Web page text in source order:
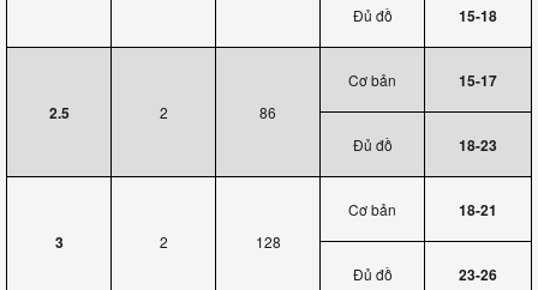
Đủ đồ 15-18
2.5 2 86
Cơ bản 15-17
Đủ đồ 18-23
3 2 128
Cơ bản 18-21
Đủ đồ 23-26